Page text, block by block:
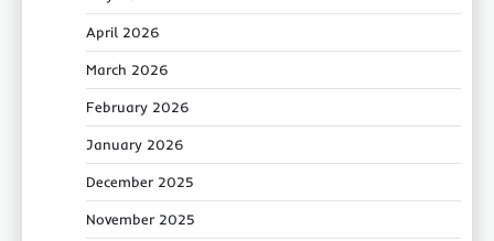
April 2026
March 2026
February 2026
January 2026
December 2025
November 2025